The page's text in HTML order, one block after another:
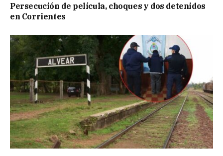
Persecución de película, choques y dos detenidos
en Corrientes